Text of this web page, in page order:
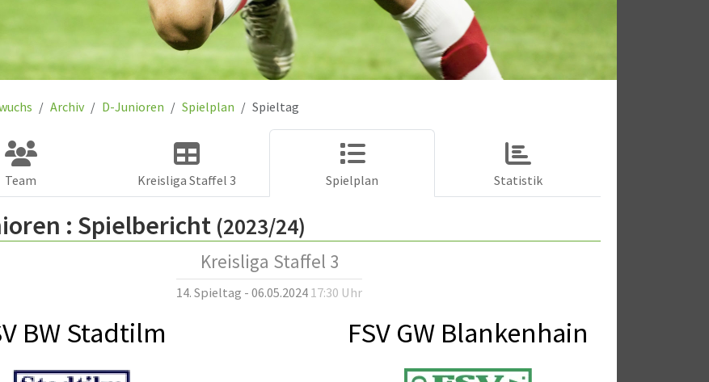
Archiv D-Junioren Spielplan Spieltag
Team Kreisliga Staffel 3 Spielplan Statistik
: Spielbericht (2023/24)
Kreisliga Staffel 3
14. Spieltag - 06.05.2024 17:30 Uhr
BW Stadtilm FSV GW Blankenhain